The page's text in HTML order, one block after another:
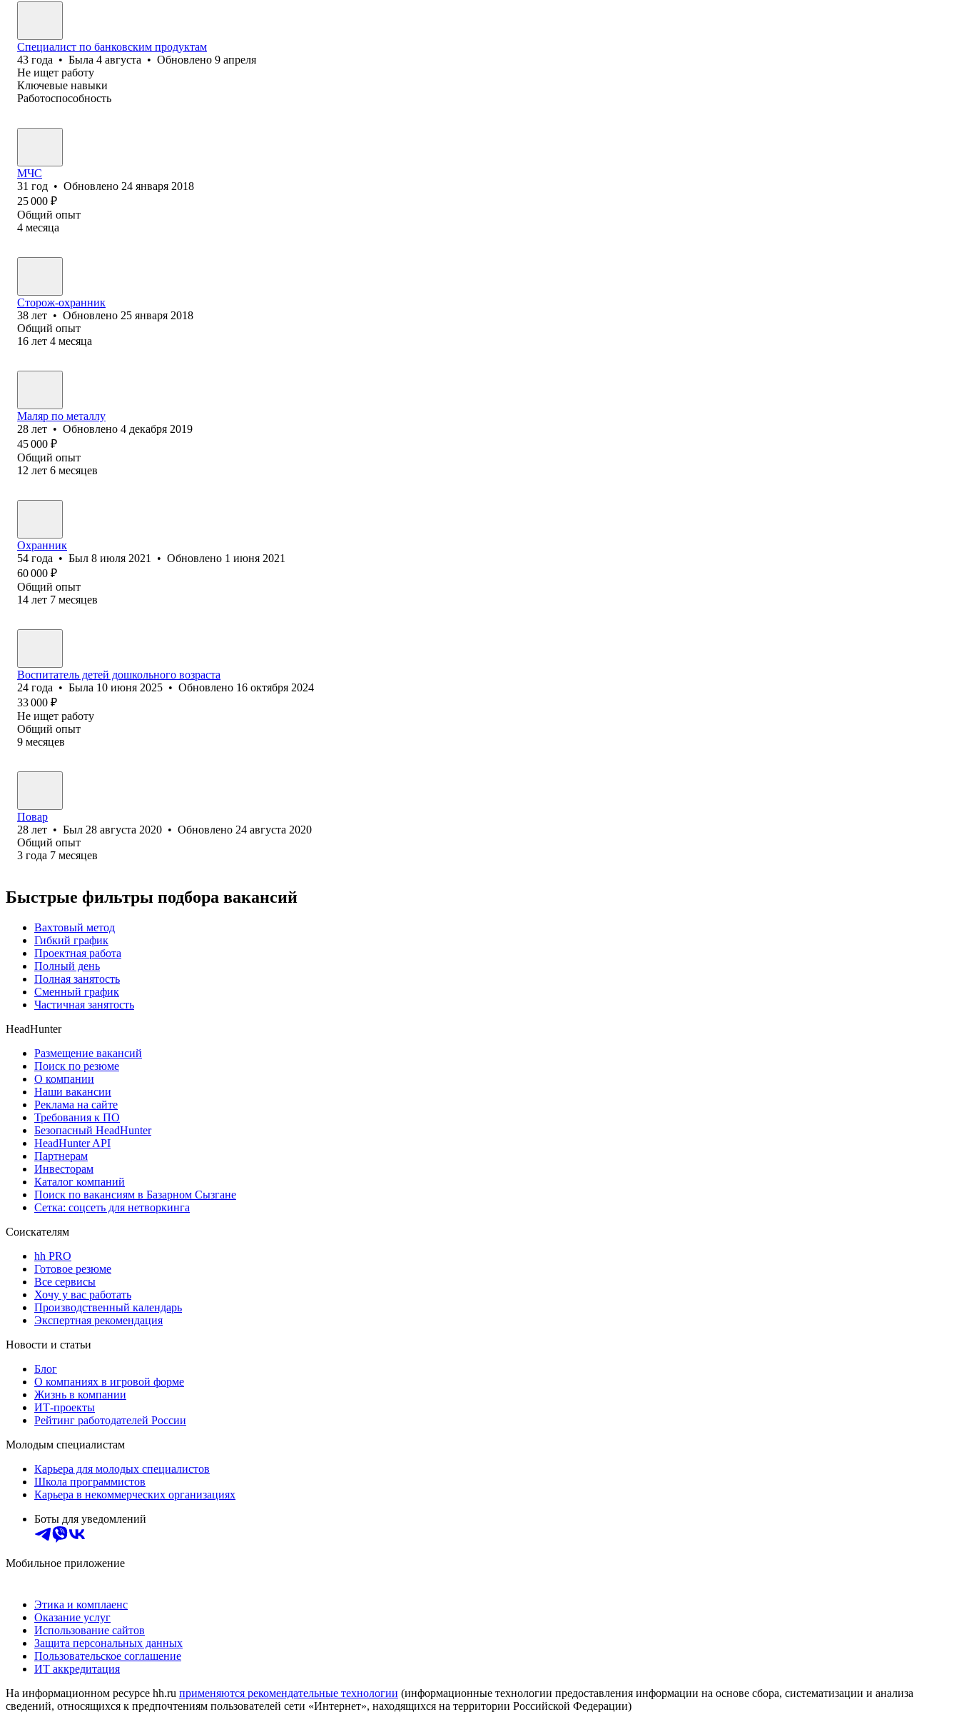
Специалист по банковским продуктам
43 года • Была 4 августа • Обновлено 9 апреля
Не ищет работу
Ключевые навыки
Работоспособность
МЧС
31 год • Обновлено 24 января 2018
25 000 ₽
Общий опыт
4 месяца
Сторож-охранник
38 лет • Обновлено 25 января 2018
Общий опыт
16 лет 4 месяца
Маляр по металлу
28 лет • Обновлено 4 декабря 2019
45 000 ₽
Общий опыт
12 лет 6 месяцев
Охранник
54 года • Был 8 июля 2021 • Обновлено 1 июня 2021
60 000 ₽
Общий опыт
14 лет 7 месяцев
Воспитатель детей дошкольного возраста
24 года • Была 10 июня 2025 • Обновлено 16 октября 2024
33 000 ₽
Не ищет работу
Общий опыт
9 месяцев
Повар
28 лет • Был 28 августа 2020 • Обновлено 24 августа 2020
Общий опыт
3 года 7 месяцев
Быстрые фильтры подбора вакансий
Вахтовый метод
Гибкий график
Проектная работа
Полный день
Полная занятость
Сменный график
Частичная занятость
HeadHunter
Размещение вакансий
Поиск по резюме
О компании
Наши вакансии
Реклама на сайте
Требования к ПО
Безопасный HeadHunter
HeadHunter API
Партнерам
Инвесторам
Каталог компаний
Поиск по вакансиям в Базарном Сызгане
Сетка: соцсеть для нетворкинга
Соискателям
hh PRO
Готовое резюме
Все сервисы
Хочу у вас работать
Производственный календарь
Экспертная рекомендация
Новости и статьи
Блог
О компаниях в игровой форме
Жизнь в компании
ИТ-проекты
Рейтинг работодателей России
Молодым специалистам
Карьера для молодых специалистов
Школа программистов
Карьера в некоммерческих организациях
Боты для уведомлений
Мобильное приложение
Этика и комплаенс
Оказание услуг
Использование сайтов
Защита персональных данных
Пользовательское соглашение
ИТ аккредитация
На информационном ресурсе hh.ru применяются рекомендательные технологии (информационные технологии предоставления информации на основе сбора, систематизации и анализа
сведений, относящихся к предпочтениям пользователей сети «Интернет», находящихся на территории Российской Федерации)